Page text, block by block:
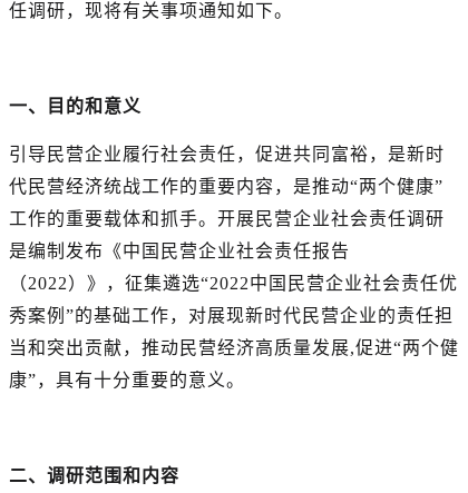
任调研，现将有关事项通知如下。
一、目的和意义
引导民营企业履行社会责任，促进共同富裕，是新时
代民营经济统战工作的重要内容，是推动“两个健康”
工作的重要载体和抓手。开展民营企业社会责任调研
是编制发布《中国民营企业社会责任报告
（2022）》，征集遴选“2022中国民营企业社会责任优
秀案例”的基础工作，对展现新时代民营企业的责任担
当和突出贡献，推动民营经济高质量发展,促进“两个健
康”，具有十分重要的意义。
二、调研范围和内容